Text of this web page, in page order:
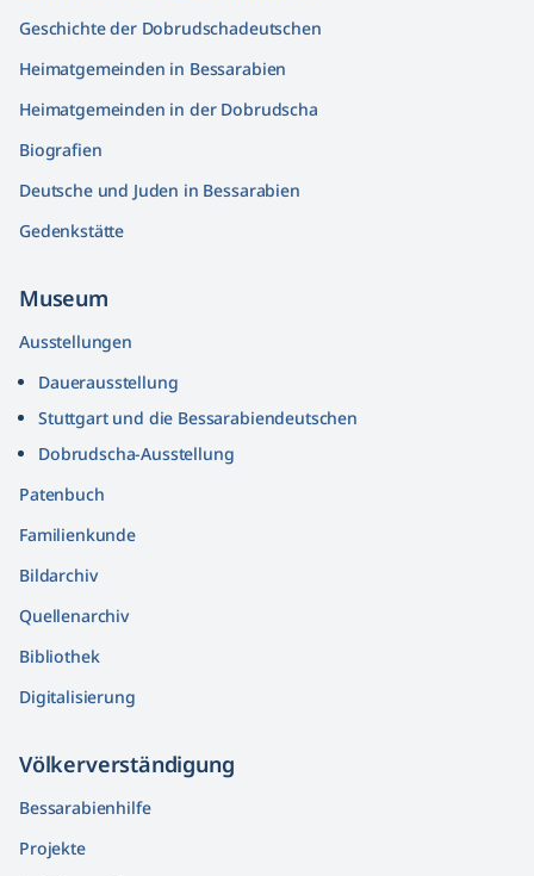
Geschichte der Dobrudschadeutschen
Heimatgemeinden in Bessarabien
Heimatgemeinden in der Dobrudscha
Biografien
Deutsche und Juden in Bessarabien
Gedenkstätte
Museum
Ausstellungen
Dauerausstellung
Stuttgart und die Bessarabiendeutschen
Dobrudscha­-Ausstellung
Patenbuch
Familienkunde
Bildarchiv
Quellenarchiv
Bibliothek
Digitalisierung
Völkerver­ständigung
Bessarabienhilfe
Projekte